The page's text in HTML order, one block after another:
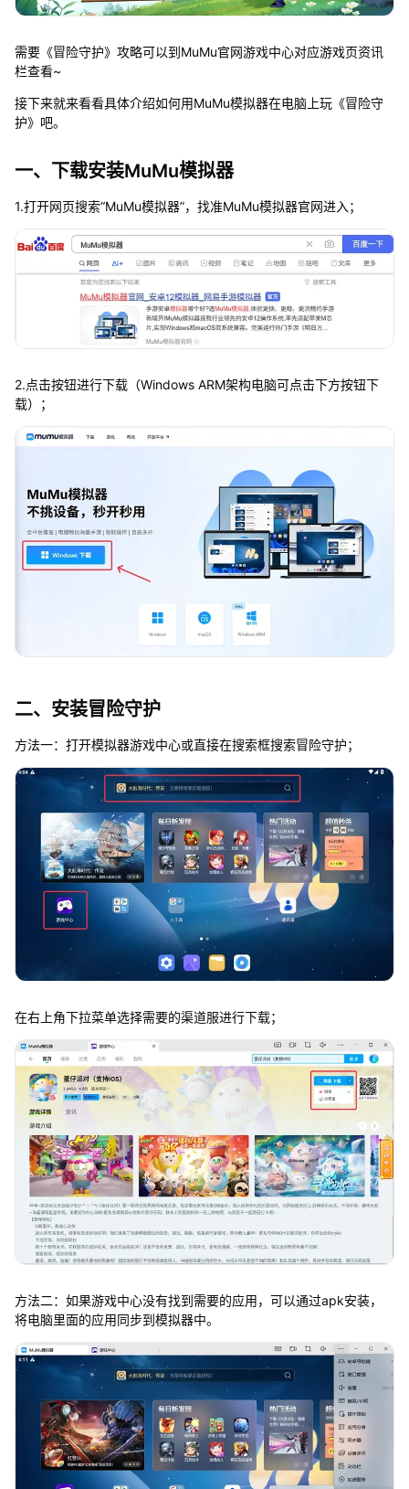
需要《冒险守护》攻略可以到MuMu官网游戏中心对应游戏页资讯
栏查看~
接下来就来看看具体介绍如何用MuMu模拟器在电脑上玩《冒险守
护》吧。
一、下载安装MuMu模拟器
1.打开网页搜索“MuMu模拟器”，找准MuMu模拟器官网进入；
2.点击按钮进行下载（Windows ARM架构电脑可点击下方按钮下
载）；
二、安装冒险守护
方法一：打开模拟器游戏中心或直接在搜索框搜索冒险守护；
在右上角下拉菜单选择需要的渠道服进行下载；
方法二：如果游戏中心没有找到需要的应用，可以通过apk安装，
将电脑里面的应用同步到模拟器中。